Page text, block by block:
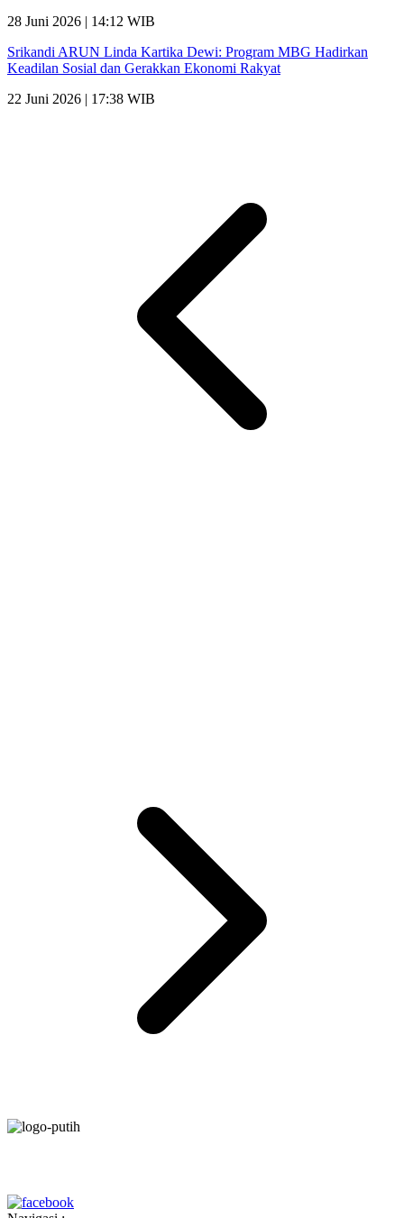
28 Juni 2026 | 14:12 WIB
Srikandi ARUN Linda Kartika Dewi: Program MBG Hadirkan
Keadilan Sosial dan Gerakkan Ekonomi Rakyat
22 Juni 2026 | 17:38 WIB